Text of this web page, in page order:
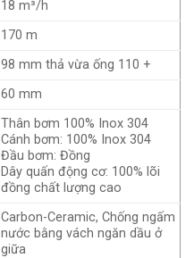
18 m³/h
170 m
98 mm thả vừa ống 110 +
60 mm
Thân bơm 100% Inox 304
Cánh bơm: 100% Inox 304
Đầu bơm: Đồng
Dây quấn động cơ: 100% lõi
đồng chất lượng cao
Carbon-Ceramic, Chống ngấm
nước bằng vách ngăn dầu ở
giữa